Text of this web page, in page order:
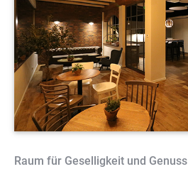
Raum für Geselligkeit und Genuss